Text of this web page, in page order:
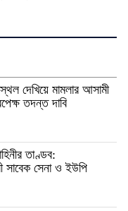
দেখিয়ে মামলার আসামী
তদন্ত দাবি
তাণ্ডব:
সাবেক সেনা ও ইউপি